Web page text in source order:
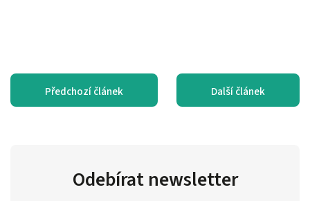
Předchozí článek Další článek
Odebírat newsletter